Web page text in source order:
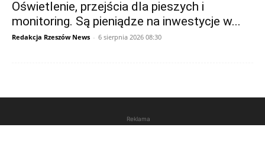
Oświetlenie, przejścia dla pieszych i
monitoring. Są pieniądze na inwestycje w...
Redakcja Rzeszów News - 6 sierpnia 2026 08:30
Reklama